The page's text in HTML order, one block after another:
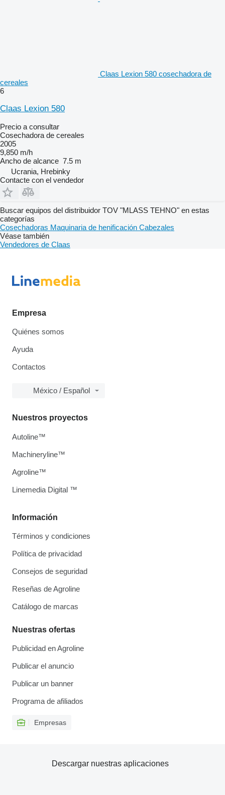
Claas Lexion 580 cosechadora de
cereales
6
Claas Lexion 580
Precio a consultar
Cosechadora de cereales
2005
9,850 m/h
Ancho de alcance 7.5 m
Ucrania, Hrebinky
Contacte con el vendedor
Buscar equipos del distribuidor TOV "MLASS TEHNO" en estas
categorías
Cosechadoras Maquinaria de henificación Cabezales
Véase también
Vendedores de Claas
Empresa
Quiénes somos
Ayuda
Contactos
México / Español
Información
Términos y condiciones
Política de privacidad
Consejos de seguridad
Reseñas de Agroline
Catálogo de marcas
Nuestras ofertas
Publicidad en Agroline
Publicar el anuncio
Publicar un banner
Programa de afiliados
Empresas
Nuestros proyectos
Autoline™
Machineryline™
Agroline™
Linemedia Digital ™
Descargar nuestras aplicaciones